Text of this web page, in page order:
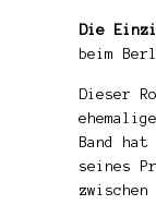
Die
beim
Dieser
Band
seines